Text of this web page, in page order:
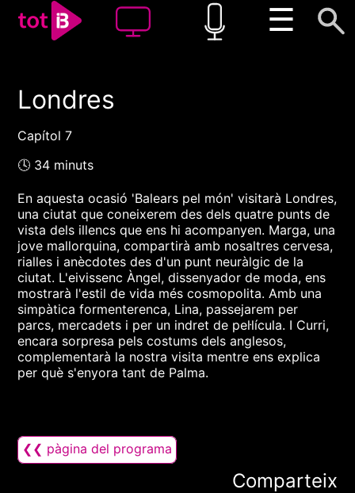
☰
00:00
Londres
Capítol 7
🕓 34 minuts
En aquesta ocasió 'Balears pel món' visitarà Londres,
una ciutat que coneixerem des dels quatre punts de
vista dels illencs que ens hi acompanyen. Marga, una
jove mallorquina, compartirà amb nosaltres cervesa,
rialles i anècdotes des d'un punt neuràlgic de la
ciutat. L'eivissenc Àngel, dissenyador de moda, ens
mostrarà l'estil de vida més cosmopolita. Amb una
simpàtica formenterenca, Lina, passejarem per
parcs, mercadets i per un indret de pel·lícula. I Curri,
encara sorpresa pels costums dels anglesos,
complementarà la nostra visita mentre ens explica
per què s'enyora tant de Palma.
❮❮ pàgina del programa
Comparteix